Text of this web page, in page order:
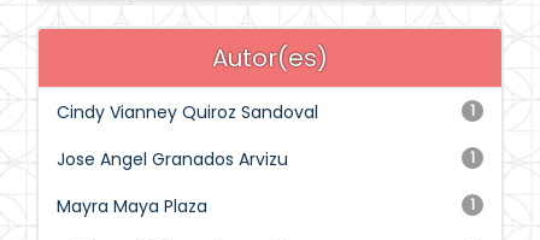
Autor(es)
1
Cindy Vianney Quiroz Sandoval
1
Jose Angel Granados Arvizu
1
Mayra Maya Plaza